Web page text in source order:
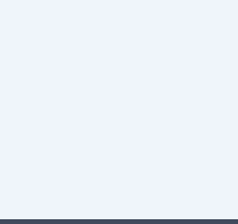
della pianta:
e prodotti
l’equilibrio del suolo ed
ai 35°) in modo